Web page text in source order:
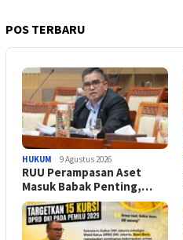
POS TERBARU
HUKUM 9 Agustus 2026
RUU Perampasan Aset
Masuk Babak Penting,…